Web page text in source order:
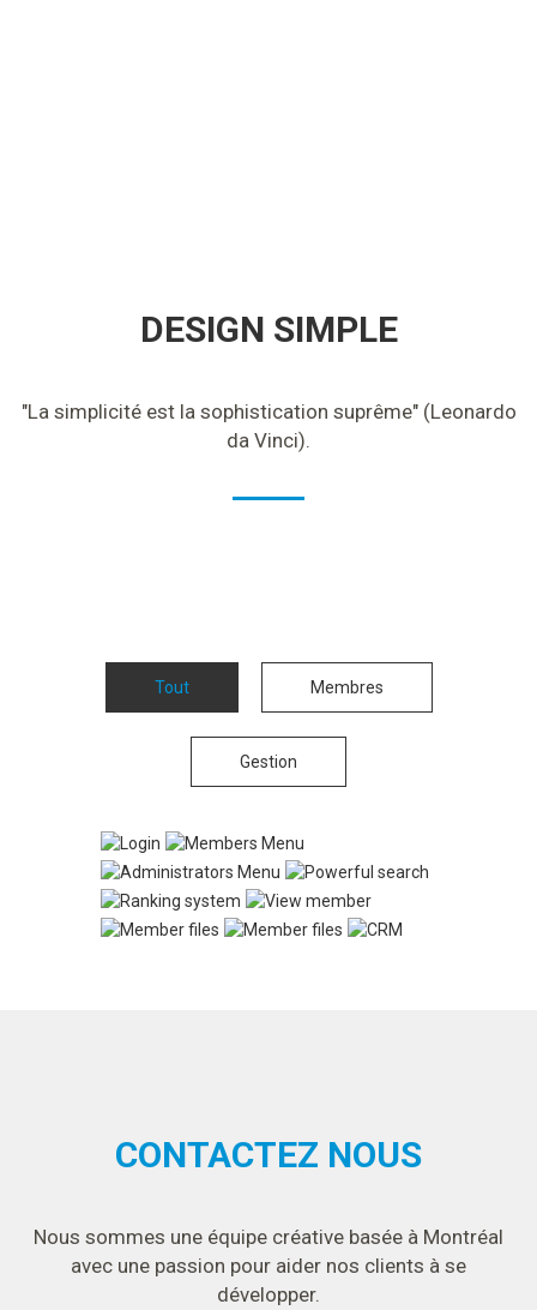
DESIGN SIMPLE
"La simplicité est la sophistication suprême" (Leonardo
da Vinci).
Tout Membres
Gestion
CONTACTEZ NOUS
Nous sommes une équipe créative basée à Montréal
avec une passion pour aider nos clients à se
développer.